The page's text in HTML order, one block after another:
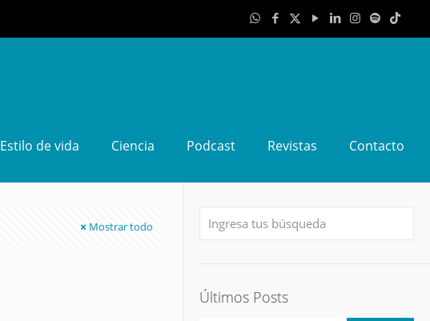
Estilo de vida Ciencia Podcast Revistas Contacto
Mostrar todo
Últimos Posts